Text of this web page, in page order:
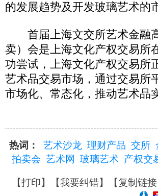
的发展趋势及开发玻璃艺术的
首届上海文交所艺术金融
卖）会是上海文化产权交易所
功尝试，上海文化产权交易所
艺术品交易市场，通过交易所
市场化、常态化，推动艺术品
热词： 艺术沙龙 理财产品 交所
拍卖会 艺术网 玻璃艺术 产权交
【打印】【我要纠错】【复制链接